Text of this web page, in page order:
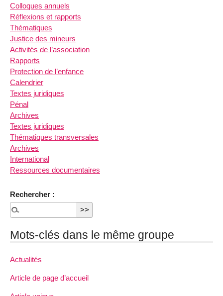
Colloques annuels
Réflexions et rapports
Thématiques
Justice des mineurs
Activités de l’association
Rapports
Protection de l’enfance
Calendrier
Textes juridiques
Pénal
Archives
Textes juridiques
Thématiques transversales
Archives
International
Ressources documentaires
Rechercher :
Mots-clés dans le même groupe
Actualités
Article de page d’accueil